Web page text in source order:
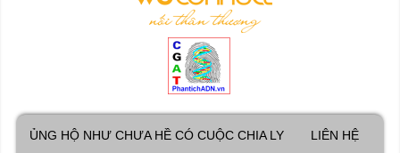
ỦNG HỘ NHƯ CHƯA HỀ CÓ CUỘC CHIA LY LIÊN HỆ